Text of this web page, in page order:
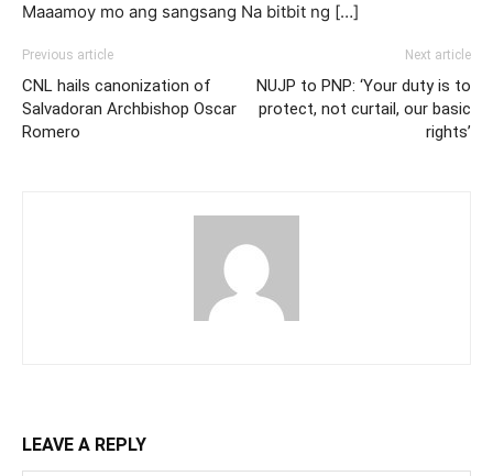
Maaamoy mo ang sangsang Na bitbit ng […]
Previous article
CNL hails canonization of
Salvadoran Archbishop Oscar
Romero
Next article
NUJP to PNP: ‘Your duty is to
protect, not curtail, our basic
rights’
LEAVE A REPLY